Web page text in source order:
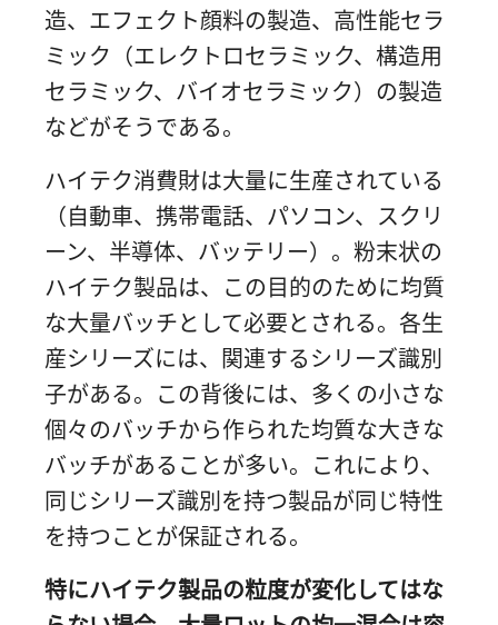
造、エフェクト顔料の製造、高性能セラ
ミック（エレクトロセラミック、構造用
セラミック、バイオセラミック）の製造
などがそうである。
ハイテク消費財は大量に生産されている
（自動車、携帯電話、パソコン、スクリ
ーン、半導体、バッテリー）。粉末状の
ハイテク製品は、この目的のために均質
な大量バッチとして必要とされる。各生
産シリーズには、関連するシリーズ識別
子がある。この背後には、多くの小さな
個々のバッチから作られた均質な大きな
バッチがあることが多い。これにより、
同じシリーズ識別を持つ製品が同じ特性
を持つことが保証される。
特にハイテク製品の粒度が変化してはな